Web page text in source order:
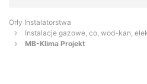
Orły Instalatorstwa
Instalacje gazowe, co, wod-kan,
MB-Klima Projekt